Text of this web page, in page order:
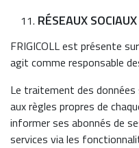
RÉSEAUX SOCIAUX
FRIGICOLL est présente
agit comme responsable
Le traitement des
aux règles propres de
informer ses abonnés de
services via les